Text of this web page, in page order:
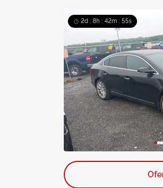
2d : 8h : 42m : 54s